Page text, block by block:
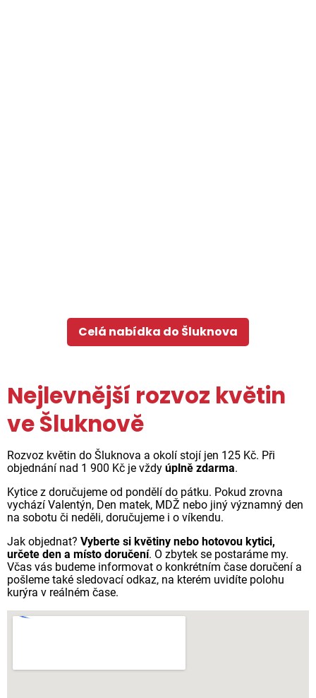
Celá nabídka do Šluknova
Nejlevnější rozvoz květin
ve Šluknově
Rozvoz květin do Šluknova a okolí stojí jen 125 Kč. Při
objednání nad 1 900 Kč je vždy úplně zdarma.
Kytice z doručujeme od pondělí do pátku. Pokud zrovna
vychází Valentýn, Den matek, MDŽ nebo jiný významný den
na sobotu či neděli, doručujeme i o víkendu.
Jak objednat? Vyberte si květiny nebo hotovou kytici,
určete den a místo doručení. O zbytek se postaráme my.
Včas vás budeme informovat o konkrétním čase doručení a
pošleme také sledovací odkaz, na kterém uvidíte polohu
kurýra v reálném čase.